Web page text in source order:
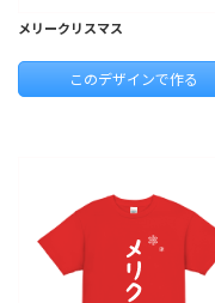
メリークリスマス
このデザインで作る